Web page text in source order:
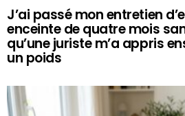
J’ai passé mon entretien
enceinte de quatre mois
qu’une juriste m’a appris
un poids